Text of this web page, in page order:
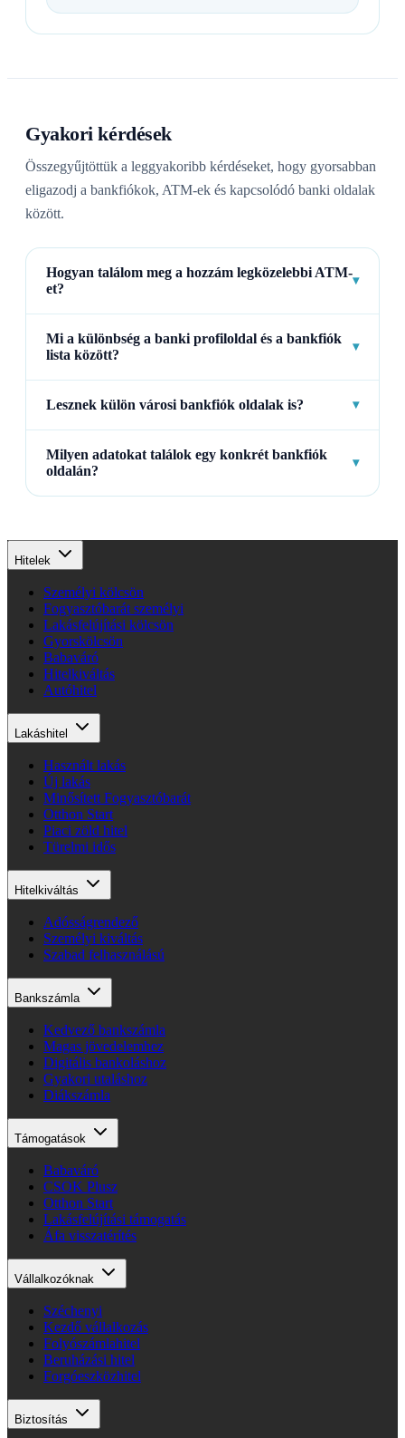
Gyakori kérdések
Összegyűjtöttük a leggyakoribb kérdéseket, hogy gyorsabban
eligazodj a bankfiókok, ATM-ek és kapcsolódó banki oldalak
között.
Hogyan találom meg a hozzám legközelebbi ATM-
et?
▾
Mi a különbség a banki profiloldal és a bankfiók
lista között?
▾
Lesznek külön városi bankfiók oldalak is? ▾
Milyen adatokat találok egy konkrét bankfiók
oldalán?
▾
Hitelek
Személyi kölcsön
Fogyasztóbarát személyi
Lakásfelújítási kölcsön
Gyorskölcsön
Babaváró
Hitelkiváltás
Autóhitel
Lakáshitel
Használt lakás
Új lakás
Minősített Fogyasztóbarát
Otthon Start
Piaci zöld hitel
Türelmi idős
Hitelkiváltás
Adósságrendező
Személyi kiváltás
Szabad felhasználású
Bankszámla
Kedvező bankszámla
Magas jövedelemhez
Digitális bankoláshoz
Gyakori utaláshoz
Diákszámla
Támogatások
Babaváró
CSOK Plusz
Otthon Start
Lakásfelújítási támogatás
Áfa visszatérítés
Vállalkozóknak
Széchenyi
Kezdő vállalkozás
Folyószámlahitel
Beruházási hitel
Forgóeszközhitel
Biztosítás